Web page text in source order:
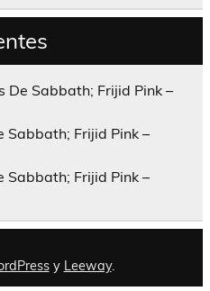
De Sabbath; Frijid Pink –
Sabbath; Frijid Pink –
Sabbath; Frijid Pink –
y Leeway.